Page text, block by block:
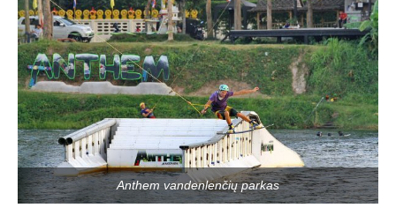
Anthem vandenlenčių parkas